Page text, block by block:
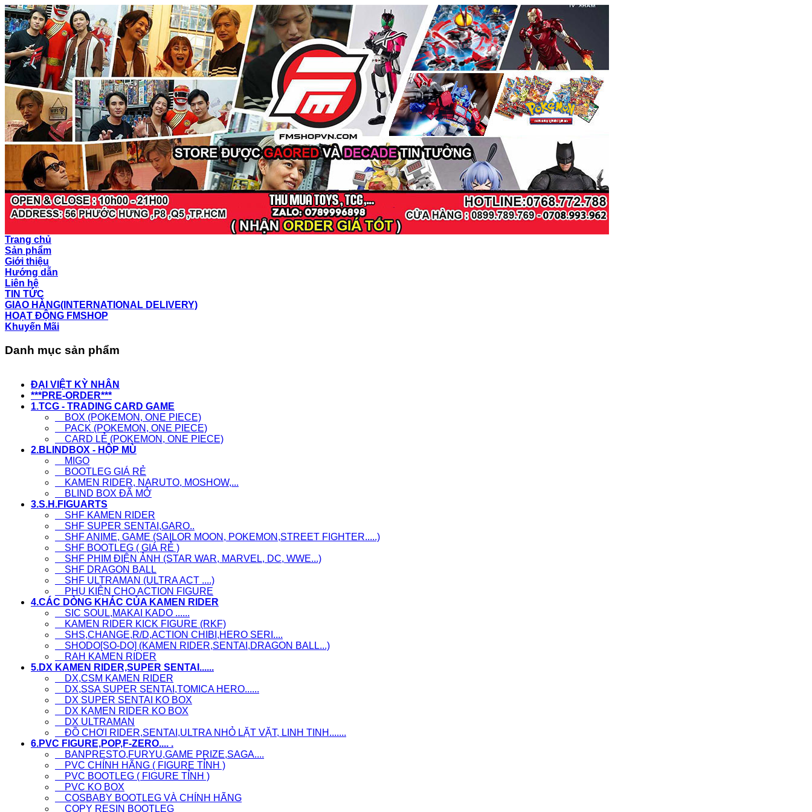
Trang chủ
Sản phẩm
Giới thiệu
Hướng dẫn
Liên hệ
TIN TỨC
GIAO HÀNG(INTERNATIONAL DELIVERY)
HOẠT ĐỘNG FMSHOP
Khuyến Mãi
Danh mục sản phẩm
ĐẠI VIỆT KỲ NHÂN
***PRE-ORDER***
1.TCG - TRADING CARD GAME
BOX (POKEMON, ONE PIECE)
PACK (POKEMON, ONE PIECE)
CARD LẺ (POKEMON, ONE PIECE)
2.BLINDBOX - HỘP MÙ
MIGO
BOOTLEG GIÁ RẺ
KAMEN RIDER, NARUTO, MOSHOW,...
BLIND BOX ĐÃ MỞ
3.S.H.FIGUARTS
SHF KAMEN RIDER
SHF SUPER SENTAI,GARO..
SHF ANIME, GAME (SAILOR MOON, POKEMON,STREET FIGHTER.....)
SHF BOOTLEG ( GIÁ RẺ )
SHF PHIM ĐIỆN ẢNH (STAR WAR, MARVEL, DC, WWE...)
SHF DRAGON BALL
SHF ULTRAMAN (ULTRA ACT ....)
PHỤ KIỆN CHO ACTION FIGURE
4.CÁC DÒNG KHÁC CỦA KAMEN RIDER
SIC SOUL,MAKAI KADO ......
KAMEN RIDER KICK FIGURE (RKF)
SHS,CHANGE,R/D,ACTION CHIBI,HERO SERI....
SHODO[SO-DO] (KAMEN RIDER,SENTAI,DRAGON BALL...)
RAH KAMEN RIDER
5.DX KAMEN RIDER,SUPER SENTAI......
DX,CSM KAMEN RIDER
DX,SSA SUPER SENTAI,TOMICA HERO......
DX SUPER SENTAI KO BOX
DX KAMEN RIDER KO BOX
DX ULTRAMAN
ĐỒ CHƠI RIDER,SENTAI,ULTRA NHỎ LẶT VẶT, LINH TINH.......
6.PVC FIGURE,POP,F-ZERO.... .
BANPRESTO,FURYU,GAME PRIZE,SAGA....
PVC CHÍNH HÃNG ( FIGURE TỈNH )
PVC BOOTLEG ( FIGURE TỈNH )
PVC KO BOX
COSBABY BOOTLEG VÀ CHÍNH HÃNG
COPY RESIN BOOTLEG